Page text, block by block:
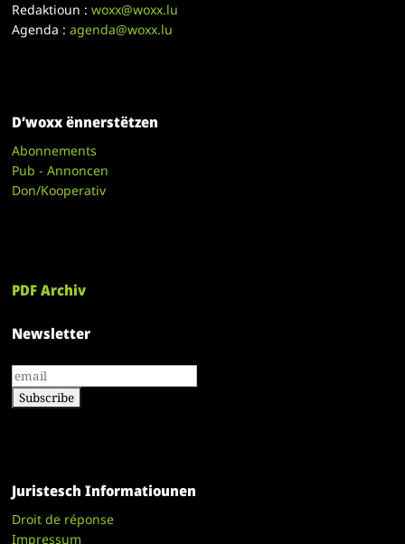
Redaktioun :woxx@woxx.lu
Agenda :agenda@woxx.lu
D’woxx ënnerstëtzen
Abonnements
Pub - Annoncen
Don/Kooperativ
PDF Archiv
Newsletter
Juristesch Informatiounen
Droit de réponse
Impressum